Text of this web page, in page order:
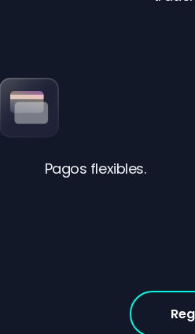
Pagos flexibles.